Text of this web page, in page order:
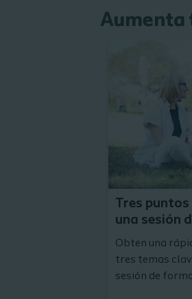
Aumenta
Tres
una sesión
Obten una
tres temas
sesión de